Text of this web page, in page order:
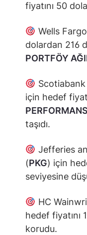
fiyatını 50
Wells
dolardan 216
PORTFÖY
için hedef
PERFORMANS
taşıdı.
Jefferies
(PKG) için
seviyesine
HC
hedef fiyatını
korudu.